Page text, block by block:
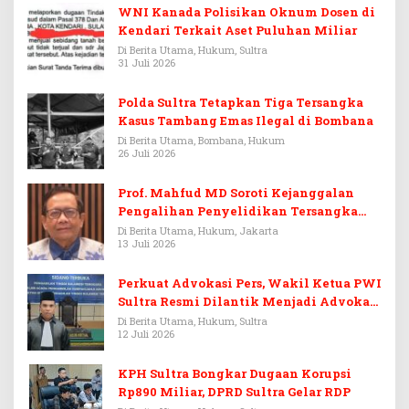
WNI Kanada Polisikan Oknum Dosen di
Kendari Terkait Aset Puluhan Miliar
Di Berita Utama, Hukum, Sultra
31 Juli 2026
Polda Sultra Tetapkan Tiga Tersangka
Kasus Tambang Emas Ilegal di Bombana
Di Berita Utama, Bombana, Hukum
26 Juli 2026
Prof. Mahfud MD Soroti Kejanggalan
Pengalihan Penyelidikan Tersangka
Febrie Adriansyah
Di Berita Utama, Hukum, Jakarta
13 Juli 2026
Perkuat Advokasi Pers, Wakil Ketua PWI
Sultra Resmi Dilantik Menjadi Advokat
PERADI
Di Berita Utama, Hukum, Sultra
12 Juli 2026
KPH Sultra Bongkar Dugaan Korupsi
Rp890 Miliar, DPRD Sultra Gelar RDP